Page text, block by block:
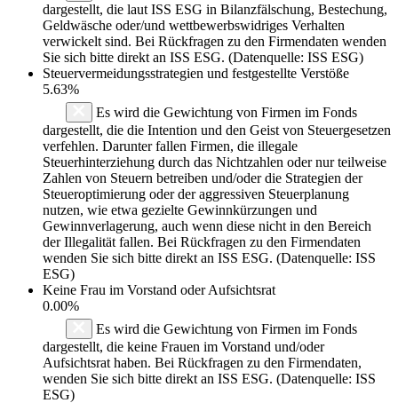
dargestellt, die laut ISS ESG in Bilanzfälschung, Bestechung,
Geldwäsche oder/und wettbewerbswidriges Verhalten
verwickelt sind. Bei Rückfragen zu den Firmendaten wenden
Sie sich bitte direkt an ISS ESG. (Datenquelle: ISS ESG)
Steuervermeidungsstrategien und festgestellte Verstöße
5.63%
Es wird die Gewichtung von Firmen im Fonds
dargestellt, die die Intention und den Geist von Steuergesetzen
verfehlen. Darunter fallen Firmen, die illegale
Steuerhinterziehung durch das Nichtzahlen oder nur teilweise
Zahlen von Steuern betreiben und/oder die Strategien der
Steueroptimierung oder der aggressiven Steuerplanung
nutzen, wie etwa gezielte Gewinnkürzungen und
Gewinnverlagerung, auch wenn diese nicht in den Bereich
der Illegalität fallen. Bei Rückfragen zu den Firmendaten
wenden Sie sich bitte direkt an ISS ESG. (Datenquelle: ISS
ESG)
Keine Frau im Vorstand oder Aufsichtsrat
0.00%
Es wird die Gewichtung von Firmen im Fonds
dargestellt, die keine Frauen im Vorstand und/oder
Aufsichtsrat haben. Bei Rückfragen zu den Firmendaten,
wenden Sie sich bitte direkt an ISS ESG. (Datenquelle: ISS
ESG)